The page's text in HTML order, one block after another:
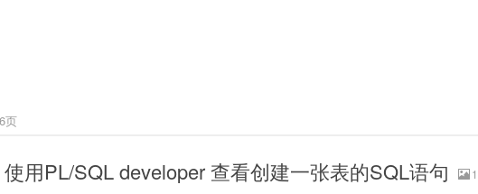
页
用PL/SQL developer 查看创建一张表的SQL语句
1